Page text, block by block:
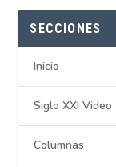
SECCIONES
Inicio
Siglo XXI Video
Columnas